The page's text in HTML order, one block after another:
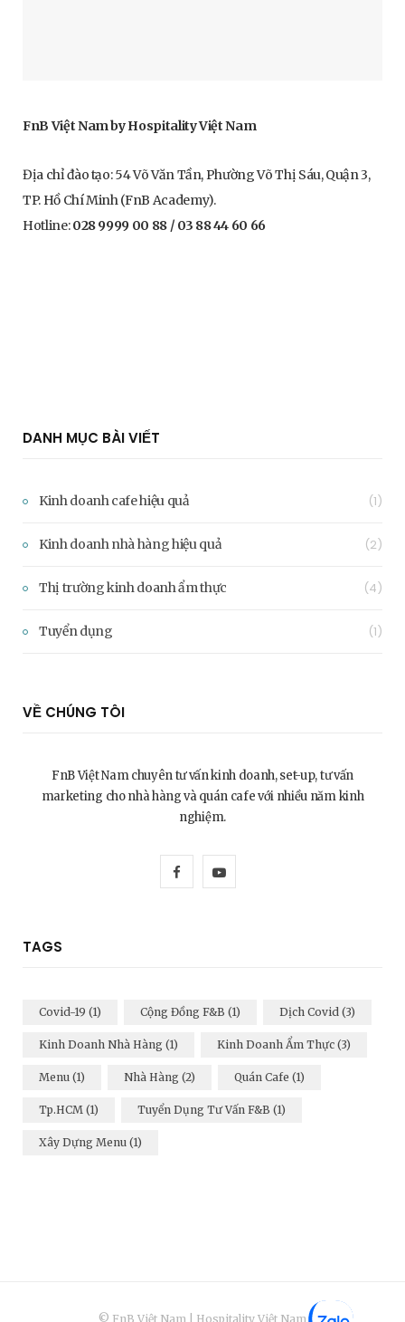
FnB Việt Nam by Hospitality Việt Nam
Địa chỉ đào tạo: 54 Võ Văn Tần, Phường Võ Thị Sáu, Quận 3,
TP. Hồ Chí Minh (FnB Academy).
Hotline:028 9999 00 88 / 03 88 44 60 66
DANH MỤC BÀI VIẾT
Kinh doanh cafe hiệu quả (1)
Kinh doanh nhà hàng hiệu quả (2)
Thị trường kinh doanh ẩm thực (4)
Tuyển dụng (1)
VỀ CHÚNG TÔI
FnB Việt Nam chuyên tư vấn kinh doanh, set-up, tư vấn
marketing cho nhà hàng và quán cafe với nhiều năm kinh
nghiệm.
b
o
k
Y
u
b
TAGS
Covid-19 (1) Cộng Đồng F&B (1) Dịch Covid (3)
Kinh Doanh Nhà Hàng (1) Kinh Doanh Ẩm Thực (3)
Menu (1) Nhà Hàng (2) Quán Cafe (1)
Tp.HCM (1) Tuyển Dụng Tư Vấn F&B (1)
Xây Dựng Menu (1)
© FnB Việt Nam | Hospitality Việt Nam